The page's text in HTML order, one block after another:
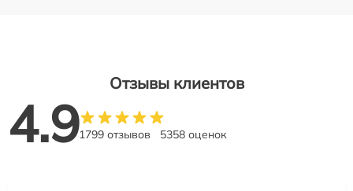
Отзывы клиентов
4.91799 отзывов 5358 оценок